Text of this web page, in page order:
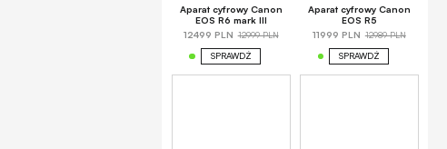
Aparat cyfrowy Canon
EOS R6 mark III
12499 PLN 12999 PLN
SPRAWDŹ
Aparat cyfrowy Canon
EOS R5
11999 PLN 12989 PLN
SPRAWDŹ